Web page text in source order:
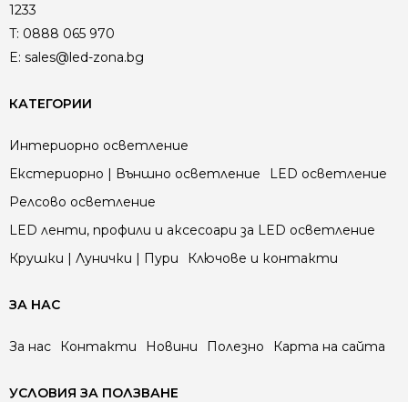
1233
T: 0888 065 970
E: sales@led-zona.bg
КАТЕГОРИИ
Интериорно осветление
Екстериорно | Външно осветление
LED осветление
Релсово осветление
LED ленти, профили и аксесоари за LED осветление
Крушки | Лунички | Пури
Ключове и контакти
ЗА НАС
За нас Контакти Новини Полезно Карта на сайта
УСЛОВИЯ ЗА ПОЛЗВАНЕ